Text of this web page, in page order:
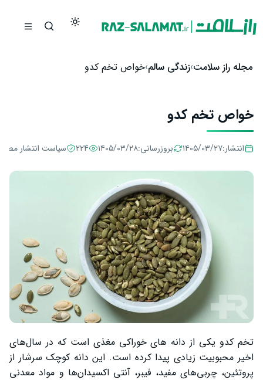
مجله راز سلامت زندگی سالم خواص تخم کدو
خواص تخم کدو
انتشار:۱۴۰۵/۰۳/۲۷ بروزرسانی:۱۴۰۵/۰۳/۲۸ 224 سیاست انتشار
تخم کدو یکی از دانه‌ های خوراکی مغذی است که در سال‌های
اخیر محبوبیت زیادی پیدا کرده است. این دانه کوچک سرشار از
پروتئین، چربی‌های مفید، فیبر، آنتی ‌اکسیدان‌ها و مواد معدنی